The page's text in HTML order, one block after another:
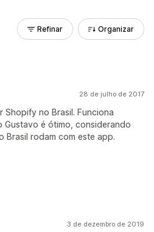
Refinar Organizar
28 de julho de 2017
Shopify no Brasil. Funciona
Gustavo é ótimo, considerando
Brasil rodam com este app.
3 de dezembro de 2019